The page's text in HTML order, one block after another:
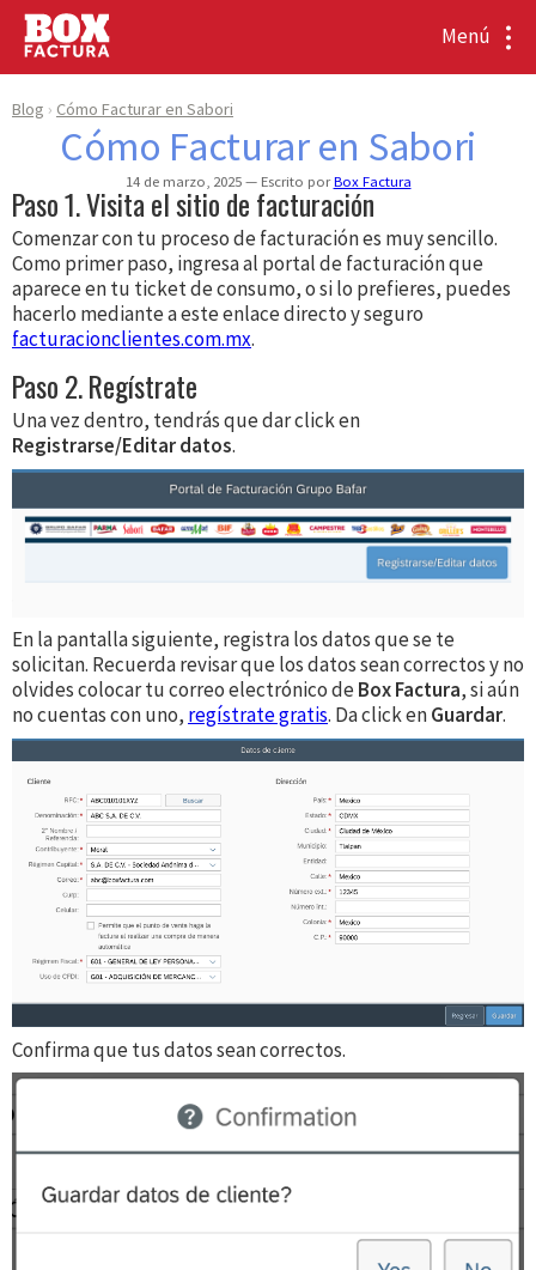
Menú
Blog Cómo Facturar en Sabori
Cómo Facturar en Sabori
14 de marzo, 2025 Escrito porBox Factura
Paso 1. Visita el sitio de facturación
Comenzar con tu proceso de facturación es muy sencillo.
Como primer paso, ingresa al portal de facturación que
aparece en tu ticket de consumo, o si lo prefieres, puedes
hacerlo mediante a este enlace directo y seguro
facturacionclientes.com.mx.
Paso 2. Regístrate
Una vez dentro, tendrás que dar click en
Registrarse/Editar datos.
En la pantalla siguiente, registra los datos que se te
solicitan. Recuerda revisar que los datos sean correctos y no
olvides colocar tu correo electrónico deBox Factura, si aún
no cuentas con uno, regístrate gratis. Da click enGuardar.
Confirma que tus datos sean correctos.